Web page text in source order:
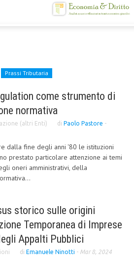
Prassi Tributaria
come strumento di
normativa
(altri Enti) di Paolo Pastore -
dalla fine degli anni '80 le istituzioni
prestato particolare attenzione ai temi
oneri amministrativi, della
storico sulle origini
Temporanea di Imprese
Appalti Pubblici
di Emanuele Ninotti - Mar 8, 2024